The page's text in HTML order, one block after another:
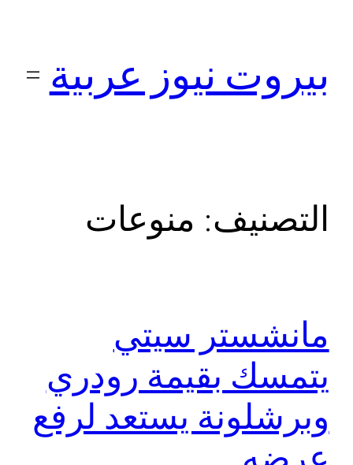
بيروت نيوز عربية
التصنيف: منوعات
مانشستر سيتي
يتمسك بقيمة رودري
وبرشلونة يستعد لرفع